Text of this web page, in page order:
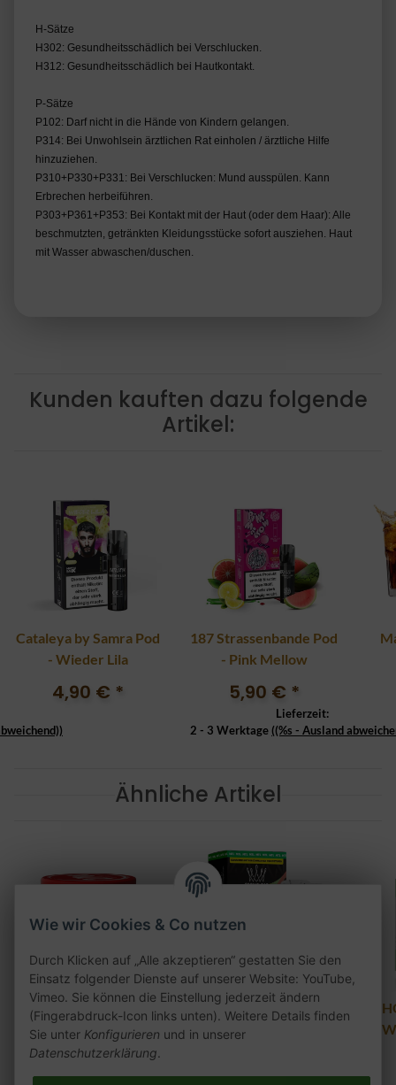
H-Sätze
H302: Gesundheitsschädlich bei Verschlucken.
H312: Gesundheitsschädlich bei Hautkontakt.
P-Sätze
P102: Darf nicht in die Hände von Kindern gelangen.
P314: Bei Unwohlsein ärztlichen Rat einholen / ärztliche Hilfe
hinzuziehen.
P310+P330+P331: Bei Verschlucken: Mund ausspülen. Kann
Erbrechen herbeiführen.
P303+P361+P353: Bei Kontakt mit der Haut (oder dem Haar): Alle
beschmutzten, getränkten Kleidungsstücke sofort ausziehen. Haut
mit Wasser abwaschen/duschen.
Kunden kauften dazu folgende
Artikel:
Cataleya by Samra Pod
- Wieder Lila
4,90 € *
187 Strassenbande Pod
- Pink Mellow
5,90 € *
Lieferzeit:
2 - 3 Werktage ((%s - Ausland
Ähnliche Artikel
27er Rouge One 200g
25,90 €*
Al Fakher Pod 2er Pack
- Watermelon
Wie wir Cookies & Co nutzen
Durch Klicken auf „Alle akzeptieren“ gestatten Sie den
Einsatz folgender Dienste auf unserer Website: YouTube,
Vimeo. Sie können die Einstellung jederzeit ändern
(Fingerabdruck-Icon links unten). Weitere Details finden
Sie unter Konfigurieren und in unserer
Datenschutzerklärung.